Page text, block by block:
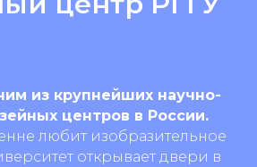
из крупнейших научно-
центров в России.
любит изобразительное
открывает двери в